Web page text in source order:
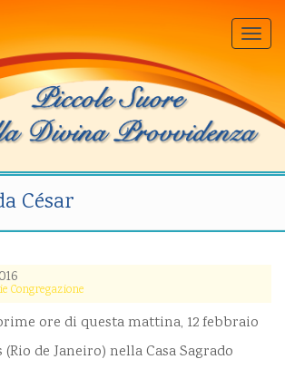
César
Congregazione
ore di questa mattina, 12 febbraio
(Rio de Janeiro) nella Casa Sagrado